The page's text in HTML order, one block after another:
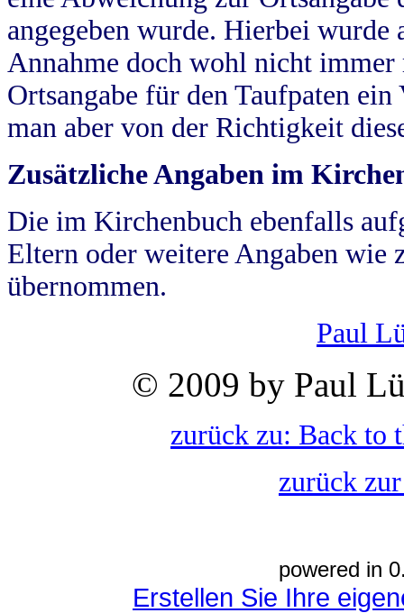
angegeben wurde. Hierbei wurde
Annahme doch wohl nicht
Ortsangabe für den Taufpaten
man aber von der Richtigkeit
Zusätzliche Angaben im
Die im Kirchenbuch ebenfalls
Eltern oder weitere Angaben wie
übernommen.
Paul
© 2009 by Paul
zurück zu: Back to
zurück
powered in
Erstellen Sie Ihre